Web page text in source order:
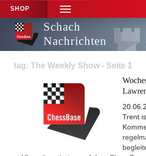
SHOP
TOGGLE
NAVIGATION
Schach
Nachrichten
tag: The Weekly Show - Seite 1
Trent